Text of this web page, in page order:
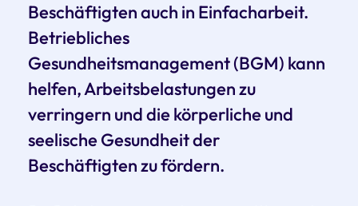
Beschäftigten auch in Einfacharbeit.
Betriebliches
Gesundheitsmanagement (BGM) kann
helfen, Arbeitsbelastungen zu
verringern und die körperliche und
seelische Gesundheit der
Beschäftigten zu fördern.